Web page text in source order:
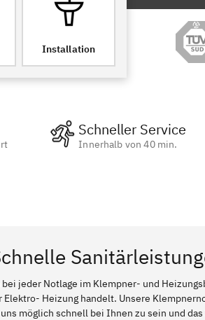
Installation
Schneller Service
Innerhalb von 40 min.
jeder Notlage im Klempner- und
Elektro- Heizung handelt. Unsere
möglich schnell bei Ihnen zu sein und